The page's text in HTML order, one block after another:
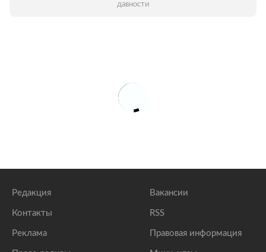
давности
Редакция
Контакты
Реклама
Вакансии
RSS
Правовая информация